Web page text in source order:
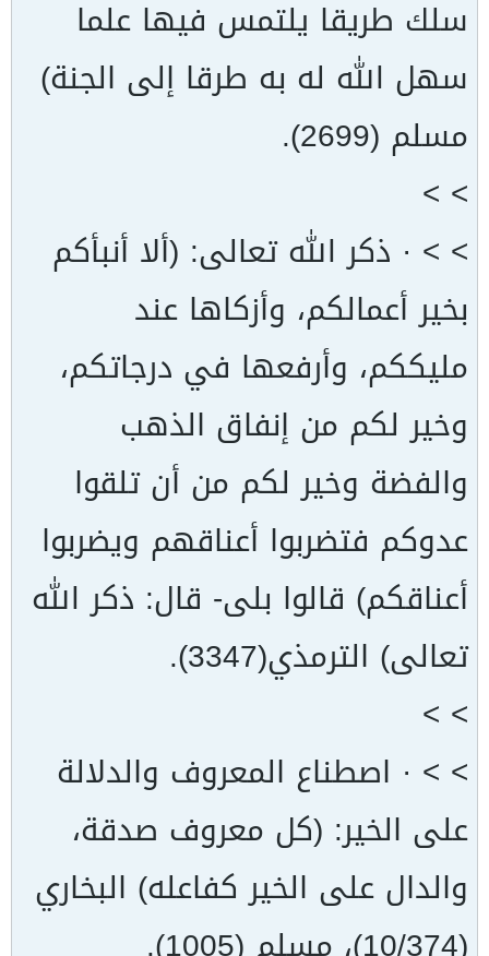
سلك طريقا يلتمس فيها علما
سهل الله له به طرقا إلى الجنة)
مسلم (2699).
> >
> > · ذكر الله تعالى: (ألا أنبأكم
بخير أعمالكم، وأزكاها عند
مليككم، وأرفعها في درجاتكم،
وخير لكم من إنفاق الذهب
والفضة وخير لكم من أن تلقوا
عدوكم فتضربوا أعناقهم ويضربوا
أعناقكم) قالوا بلى- قال: ذكر الله
تعالى) الترمذي(3347).
> >
> > · اصطناع المعروف والدلالة
على الخير: (كل معروف صدقة،
والدال على الخير كفاعله) البخاري